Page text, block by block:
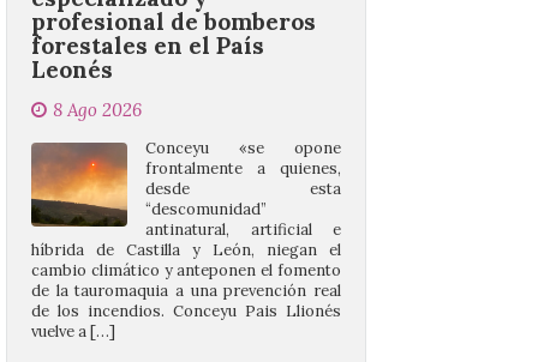
8 Ago 2026
Conceyu «se opone
híbrida de Castilla y León, niegan el
cambio climático y anteponen el fomento
de la tauromaquia a una prevención real
de los incendios. Conceyu Pais Llionés
vuelve a […]
Santander aconseja acudir
a pie o en transporte